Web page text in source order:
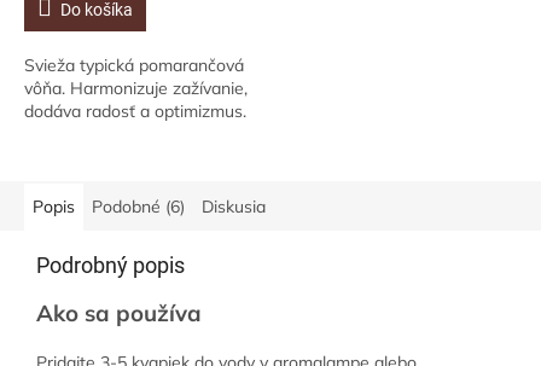
Do košíka
Svieža typická pomarančová
vôňa. Harmonizuje zažívanie,
dodáva radosť a optimizmus.
Popis Podobné (6) Diskusia
Podrobný popis
Ako sa používa